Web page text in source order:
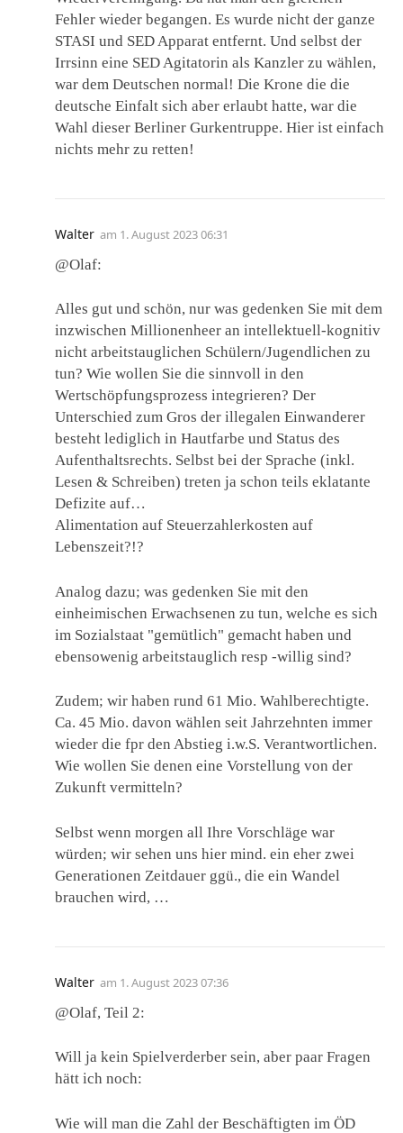
Fehler wieder begangen. Es wurde nicht der ganze
STASI und SED Apparat entfernt. Und selbst der
Irrsinn eine SED Agitatorin als Kanzler zu wählen,
war dem Deutschen normal! Die Krone die die
deutsche Einfalt sich aber erlaubt hatte, war die
Wahl dieser Berliner Gurkentruppe. Hier ist einfach
nichts mehr zu retten!
Walter am 1. August 2023 06:31
@Olaf:
Alles gut und schön, nur was gedenken Sie mit dem
inzwischen Millionenheer an intellektuell-kognitiv
nicht arbeitstauglichen Schülern/Jugendlichen zu
tun? Wie wollen Sie die sinnvoll in den
Wertschöpfungsprozess integrieren? Der
Unterschied zum Gros der illegalen Einwanderer
besteht lediglich in Hautfarbe und Status des
Aufenthaltsrechts. Selbst bei der Sprache (inkl.
Lesen & Schreiben) treten ja schon teils eklatante
Defizite auf…
Alimentation auf Steuerzahlerkosten auf
Lebenszeit?!?
Analog dazu; was gedenken Sie mit den
einheimischen Erwachsenen zu tun, welche es sich
im Sozialstaat "gemütlich" gemacht haben und
ebensowenig arbeitstauglich resp -willig sind?
Zudem; wir haben rund 61 Mio. Wahlberechtigte.
Ca. 45 Mio. davon wählen seit Jahrzehnten immer
wieder die fpr den Abstieg i.w.S. Verantwortlichen.
Wie wollen Sie denen eine Vorstellung von der
Zukunft vermitteln?
Selbst wenn morgen all Ihre Vorschläge war
würden; wir sehen uns hier mind. ein eher zwei
Generationen Zeitdauer ggü., die ein Wandel
brauchen wird, …
Walter am 1. August 2023 07:36
@Olaf, Teil 2:
Will ja kein Spielverderber sein, aber paar Fragen
hätt ich noch:
Wie will man die Zahl der Beschäftigten im ÖD